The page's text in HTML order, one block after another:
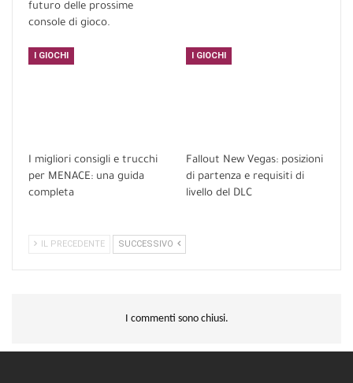
futuro delle prossime
console di gioco.
I GIOCHI
I migliori consigli e trucchi
per MENACE: una guida
completa
I GIOCHI
Fallout New Vegas: posizioni
di partenza e requisiti di
livello del DLC
IL PRECEDENTE SUCCESSIVO
I commenti sono chiusi.